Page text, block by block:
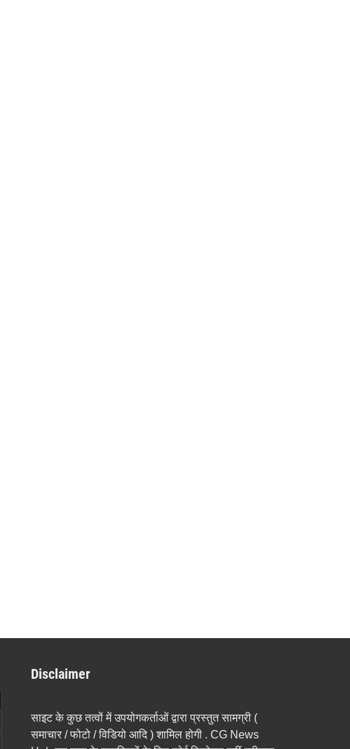
Disclaimer
साइट के कुछ तत्वों में उपयोगकर्ताओं द्वारा प्रस्तुत सामग्री (
समाचार / फोटो / विडियो आदि ) शामिल होगी . CG News